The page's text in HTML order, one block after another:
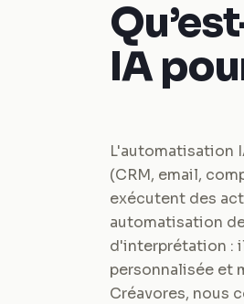
IA
L'automatisation
(CRM, email,
exécutent des
automatisation
d'interprétation :
personnalisée et
Créavores, nous